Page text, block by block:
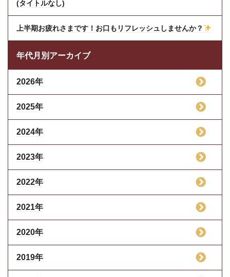
(タイトルなし)
上半期お疲れさまです！お口もリフレッシュしませんか？
年代月別アーカイブ
2026年
2025年
2024年
2023年
2022年
2021年
2020年
2019年